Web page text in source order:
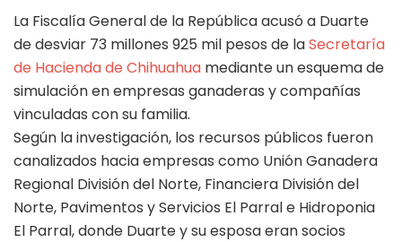
La Fiscalía General de la República acusó a Duarte
de desviar 73 millones 925 mil pesos de laSecretaría
de Hacienda de Chihuahua mediante un esquema de
simulación en empresas ganaderas y compañías
vinculadas con su familia.
Según la investigación, los recursos públicos fueron
canalizados hacia empresas como Unión Ganadera
Regional División del Norte, Financiera División del
Norte, Pavimentos y Servicios El Parral e Hidroponia
El Parral, donde Duarte y su esposa eran socios